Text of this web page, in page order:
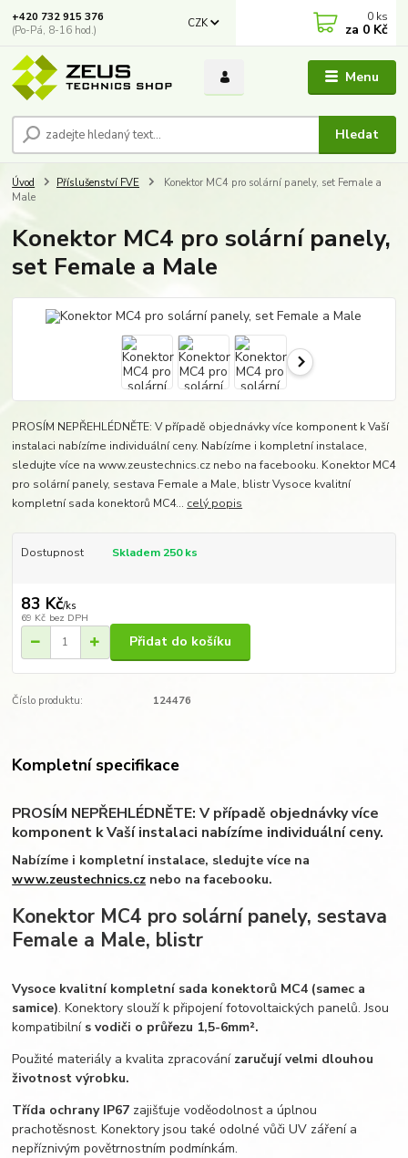
Menu
CZK
Hledat
+420 732 915 376
(Po-Pá, 8-16 hod.)
0 ks
za 0 Kč
Úvod Příslušenství FVE
Konektor MC4 pro solární panely, set Female a
Male
Konektor MC4 pro solární panely,
set Female a Male
PROSÍM NEPŘEHLÉDNĚTE: V případě objednávky více komponent k Vaší
instalaci nabízíme individuální ceny. Nabízíme i kompletní instalace,
sledujte více na www.zeustechnics.cz nebo na facebooku. Konektor MC4
pro solární panely, sestava Female a Male, blistr Vysoce kvalitní
kompletní sada konektorů MC4... celý popis
Dostupnost Skladem 250 ks
83 Kč/ks
69 Kč bez DPH
Přidat do košíku
Číslo produktu: 124476
Kompletní specifikace
PROSÍM NEPŘEHLÉDNĚTE: V případě objednávky více
komponent k Vaší instalaci nabízíme individuální ceny.
Nabízíme i kompletní instalace, sledujte více na
www.zeustechnics.cz nebo na facebooku.
Konektor MC4 pro solární panely, sestava
Female a Male, blistr
Vysoce kvalitní kompletní sada konektorů MC4 (samec a
samice). Konektory slouží k připojení fotovoltaických panelů. Jsou
kompatibilní s vodiči o průřezu 1,5-6mm².
Použité materiály a kvalita zpracování zaručují velmi dlouhou
životnost výrobku.
Třída ochrany IP67 zajišťuje voděodolnost a úplnou
prachotěsnost. Konektory jsou také odolné vůči UV záření a
nepříznivým povětrnostním podmínkám.